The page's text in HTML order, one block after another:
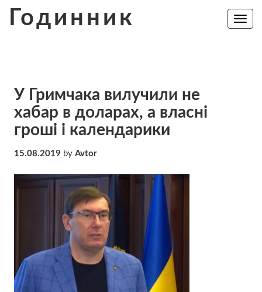
Годинник
Toggle
У Гримчака вилучили не
хабар в доларах, а власні
гроші і календарики
15.08.2019 by Avtor